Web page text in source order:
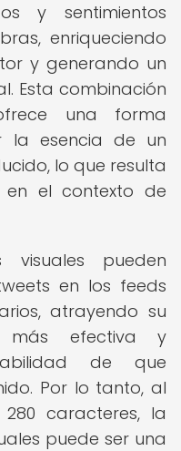
y sentimientos
enriqueciendo
y generando un
Esta combinación
una forma
la esencia de un
lo que resulta
en el contexto de
visuales pueden
en los feeds
atrayendo su
más efectiva y
de que
Por lo tanto, al
caracteres, la
puede ser una